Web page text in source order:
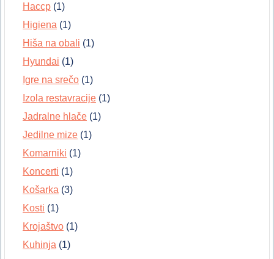
Haccp (1)
Higiena (1)
Hiša na obali (1)
Hyundai (1)
Igre na srečo (1)
Izola restavracije (1)
Jadralne hlače (1)
Jedilne mize (1)
Komarniki (1)
Koncerti (1)
Košarka (3)
Kosti (1)
Krojaštvo (1)
Kuhinja (1)